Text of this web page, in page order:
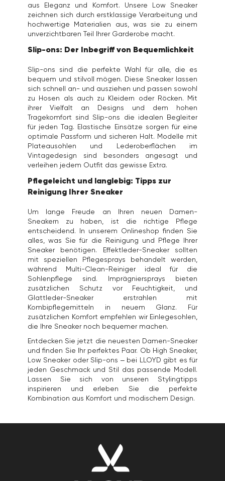
aus Eleganz und Komfort. Unsere Low Sneaker
zeichnen sich durch erstklassige Verarbeitung und
hochwertige Materialien aus, was sie zu einem
unverzichtbaren Teil Ihrer Garderobe macht.
Slip-ons: Der Inbegriff von Bequemlichkeit
Slip-ons sind die perfekte Wahl für alle, die es
bequem und stilvoll mögen. Diese Sneaker lassen
sich schnell an- und ausziehen und passen sowohl
zu Hosen als auch zu Kleidern oder Röcken. Mit
ihrer Vielfalt an Designs und dem hohen
Tragekomfort sind Slip-ons die idealen Begleiter
für jeden Tag. Elastische Einsätze sorgen für eine
optimale Passform und sicheren Halt. Modelle mit
Plateausohlen und Lederoberflächen im
Vintagedesign sind besonders angesagt und
verleihen jedem Outfit das gewisse Extra.
Pflegeleicht und langlebig: Tipps zur
Reinigung Ihrer Sneaker
Um lange Freude an Ihren neuen Damen-
Sneakern zu haben, ist die richtige Pflege
entscheidend. In unserem Onlineshop finden Sie
alles, was Sie für die Reinigung und Pflege Ihrer
Sneaker benötigen. Effektleder-Sneaker sollten
mit speziellen Pflegesprays behandelt werden,
während Multi-Clean-Reiniger ideal für die
Sohlenpflege sind. Imprägniersprays bieten
zusätzlichen Schutz vor Feuchtigkeit, und
Glattleder-Sneaker erstrahlen mit
Kombipflegemitteln in neuem Glanz. Für
zusätzlichen Komfort empfehlen wir Einlegesohlen,
die Ihre Sneaker noch bequemer machen.
Entdecken Sie jetzt die neuesten Damen-Sneaker
und finden Sie Ihr perfektes Paar. Ob High Sneaker,
Low Sneaker oder Slip-ons – bei LLOYD gibt es für
jeden Geschmack und Stil das passende Modell.
Lassen Sie sich von unseren Stylingtipps
inspirieren und erleben Sie die perfekte
Kombination aus Komfort und modischem Design.